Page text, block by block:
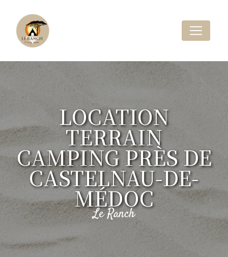
LOCATION
TERRAIN
CAMPING PRÈS DE
CASTELNAU-DE-
MÉDOC
Le Ranch